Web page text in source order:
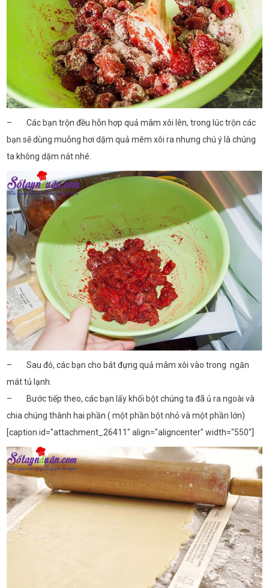
– Các bạn trộn đều hỗn hợp quả mâm xôi lên, trong lúc trộn các
bạn sẽ dùng muỗng hơi dặm quả mêm xôi ra nhưng chú ý là chúng
ta không dặm nát nhé.
– Sau đó, các bạn cho bát đựng quả mâm xôi vào trong ngăn
mát tủ lạnh.
– Bước tiếp theo, các bạn lấy khối bột chúng ta đã ủ ra ngoài và
chia chúng thành hai phần ( một phần bột nhỏ và một phần lớn)
[caption id="attachment_26411" align="aligncenter" width="550"]